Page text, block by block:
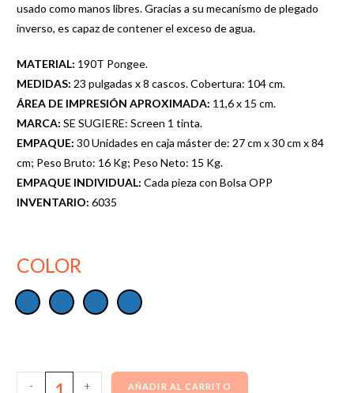
usado como manos libres. Gracias a su mecanísmo de plegado
inverso, es capaz de contener el exceso de agua.
MATERIAL: 190T Pongee.
MEDIDAS: 23 pulgadas x 8 cascos. Cobertura: 104 cm.
ÁREA DE IMPRESIÓN APROXIMADA: 11,6 x 15 cm.
MARCA: SE SUGIERE: Screen 1 tinta.
EMPAQUE: 30 Unidades en caja máster de: 27 cm x 30 cm x 84
cm; Peso Bruto: 16 Kg; Peso Neto: 15 Kg.
EMPAQUE INDIVIDUAL: Cada pieza con Bolsa OPP
INVENTARIO: 6035
COLOR
- + AÑADIR AL CARRITO